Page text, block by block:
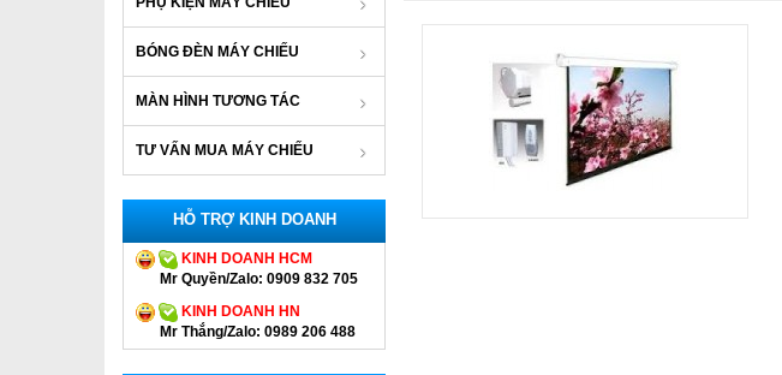
BÓNG ĐÈN MÁY CHIẾU
MÀN HÌNH TƯƠNG TÁC
TƯ VẤN MUA MÁY CHIẾU
HỖ TRỢ KINH DOANH
KINH DOANH HCM
Mr Quyền/Zalo: 0909 832 705
KINH DOANH HN
Mr Thắng/Zalo: 0989 206 488